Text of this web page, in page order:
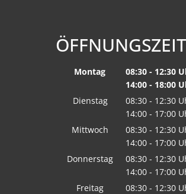
Montag 08:30- 12:30
Von
14:00- 18:00
Von
Dienstag 08:30 - 12:30
Von
14:00 - 17:00
Von
Mittwoch 08:30 - 12:30
Von
14:00 - 17:00
Von
Donnerstag 08:30 - 12:30
Von
14:00 - 17:00
Von
Freitag 08:30 - 12:30